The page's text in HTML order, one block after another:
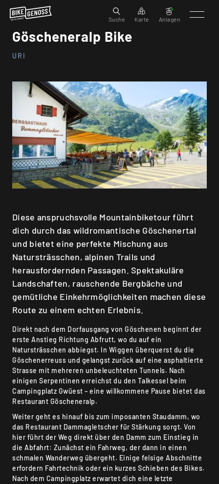
Suche Karte Anlagen
Göscheneralp Bike
URI
Diese anspruchsvolle Mountainbiketour führt
dich durch das wildromantische Göschenertal
und bietet eine perfekte Mischung aus
Natursträsschen, alpinen Trails und
herausfordernden Passagen. Spektakuläre
Landschaften, rauschende Bergbäche und
gemütliche Einkehrmöglichkeiten machen diese
Route zu einem echten Erlebnis.
Direkt nach dem Dorfausgang von Göschenen beginnt der
erste Anstieg Richtung Abfrutt, wo du auf ein
Natursträsschen abbiegst. In Wiggen überquerst du die
Göschenerreuss und gelangst zurück auf eine asphaltierte
Strasse mit mehreren unbeleuchteten Tunnels. Nach
einigen Serpentinen erreichst du den Talkessel beim
Campingplatz Gwüest – eine willkommene Pause bietet das
Restaurant Göscheneralp.
Weiter geht es hinauf bis zum imposanten Staudamm, wo
das Restaurant Dammagletscher für Stärkung sorgt. Von
hier führt der Weg direkt über den Damm zum Einstieg in
die Abfahrt: Zunächst ein Fahrweg, der dann in einen
schmalen Wanderweg übergeht. Einige felsige Abschnitte
erfordern Fahrtechnik oder ein kurzes Schieben des Bikes.
Nach dem Campingplatz erwartet dich eine letzte